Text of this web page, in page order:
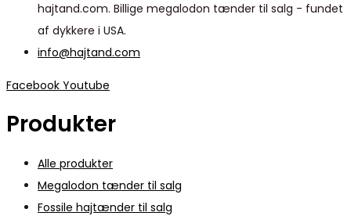
hajtand.com. Billige megalodon tænder til salg - fundet
af dykkere i USA.
info@hajtand.com
Facebook Youtube
Produkter
Alle produkter
Megalodon tænder til salg
Fossile hajtænder til salg